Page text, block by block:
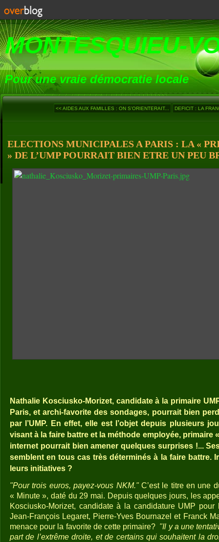
MONTESQUIEU-
Pour une vraie démocratie locale
<< AIDES AUX FAMILLES : ON S’ORIENTERAIT... DEFICIT : LA
ELECTIONS MUNICIPALES A PARIS : LA «
» DE L’UMP POURRAIT BIEN ETRE UN PEU
Nathalie Kosciusko-Morizet, candidate à la primaire
Paris, et archi-favorite des sondages, pourrait bien
par l’UMP. En effet, elle est l’objet depuis plusieurs
visant à la faire battre et la méthode employée, primaire
internet pourrait bien amener quelques surprises !...
semblent en tous cas très déterminés à la faire battre.
leurs initiatives ?
"Pour trois euros, payez-vous NKM." C’est le titre en une
« Minute », daté du 29 mai. Depuis quelques jours, les
Kosciusko-Morizet, candidate à la candidature UMP
Jean-François Legaret, Pierre-Yves Bournazel et Franck
menace pour la favorite de cette primaire? "Il y a une
part de l’extrême droite, et de certains qui souhaitent la